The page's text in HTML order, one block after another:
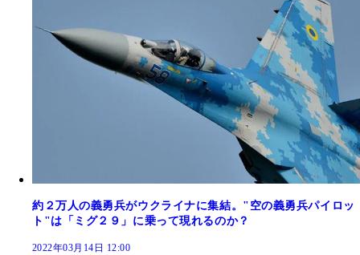
約２万人の義勇兵がウクライナに集結。"空の義勇兵パイロッ
ト"は「ミグ２９」に乗って現れるのか？
2022年03月14日 12:00